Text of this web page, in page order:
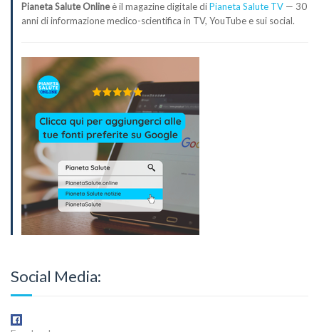
Pianeta Salute Onlineè il magazine digitale diPianeta Salute TV — 30
anni di informazione medico-scientifica in TV, YouTube e sui social.
Social Media: